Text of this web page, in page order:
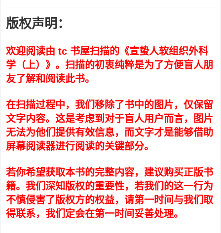
版权声明：
欢迎阅读由 tc 书屋扫描的《宣蛰人软组织外科
学（上）》。扫描的初衷纯粹是为了方便盲人朋
友了解和阅读此书。
在扫描过程中，我们移除了书中的图片，仅保留
文字内容。这是考虑到对于盲人用户而言，图片
无法为他们提供有效信息，而文字才是能够借助
屏幕阅读器进行阅读的关键部分。
若你希望获取本书的完整内容，建议购买正版书
籍。我们深知版权的重要性，若我们的这一行为
不慎侵害了版权方的权益，请第一时间与我们取
得联系，我们定会在第一时间妥善处理。